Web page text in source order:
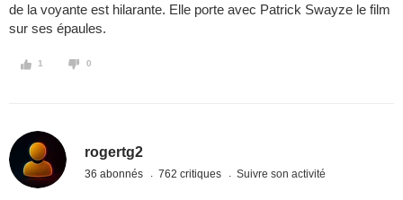
de la voyante est hilarante. Elle porte avec Patrick Swayze le film
sur ses épaules.
1 0
rogertg2
36 abonnés 762 critiques Suivre son activité